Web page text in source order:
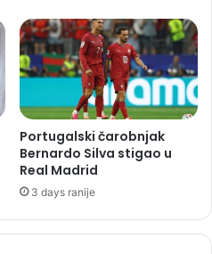
Portugalski čarobnjak
Bernardo Silva stigao u
Real Madrid
3 days ranije